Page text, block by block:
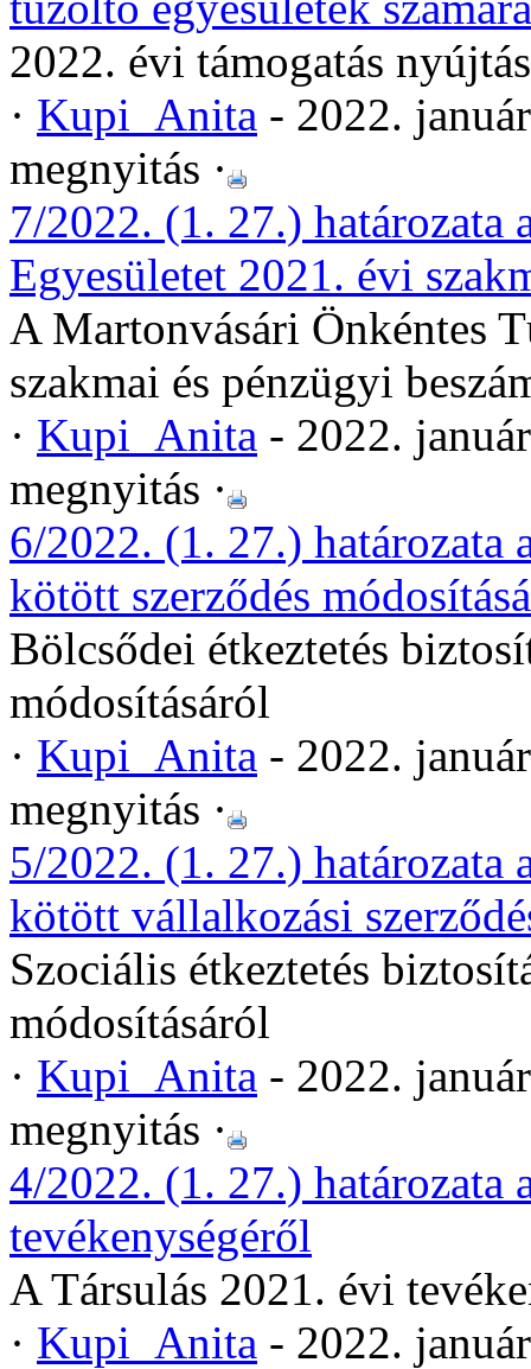
2022. évi támogatás
· Kupi_Anita - 2022.
megnyitás ·
7/2022. (1. 27.) határozata
Egyesületet 2021. évi
A Martonvásári Önkéntes
szakmai és pénzügyi
· Kupi_Anita - 2022.
megnyitás ·
6/2022. (1. 27.) határozata
kötött szerződés
Bölcsődei étkeztetés
módosításáról
· Kupi_Anita - 2022.
megnyitás ·
5/2022. (1. 27.) határozata
kötött vállalkozási
Szociális étkeztetés
módosításáról
· Kupi_Anita - 2022.
megnyitás ·
4/2022. (1. 27.) határozata
tevékenységéről
A Társulás 2021. évi
· Kupi_Anita - 2022.